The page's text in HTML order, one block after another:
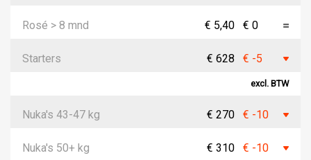
Rosé > 8 mnd € 5,40 € 0
Starters € 628 € -5
excl. BTW
Nuka's 43-47 kg € 270 € -10
Nuka's 50+ kg € 310 € -10